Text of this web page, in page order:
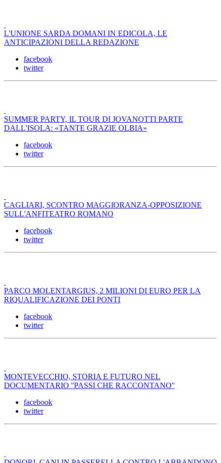
L'UNIONE SARDA DOMANI IN EDICOLA, LE
ANTICIPAZIONI DELLA REDAZIONE
facebook
twitter
SUMMER PARTY, IL TOUR DI JOVANOTTI PARTE
DALL'ISOLA: «TANTE GRAZIE OLBIA»
facebook
twitter
CAGLIARI, SCONTRO MAGGIORANZA-OPPOSIZIONE
SULL'ANFITEATRO ROMANO
facebook
twitter
PARCO MOLENTARGIUS, 2 MILIONI DI EURO PER LA
RIQUALIFICAZIONE DEI PONTI
facebook
twitter
MONTEVECCHIO, STORIA E FUTURO NEL
DOCUMENTARIO ''PASSI CHE RACCONTANO''
facebook
twitter